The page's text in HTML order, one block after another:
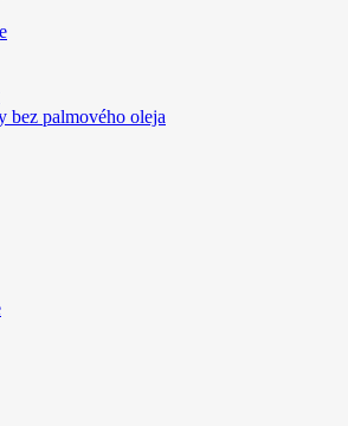
bez palmového oleja